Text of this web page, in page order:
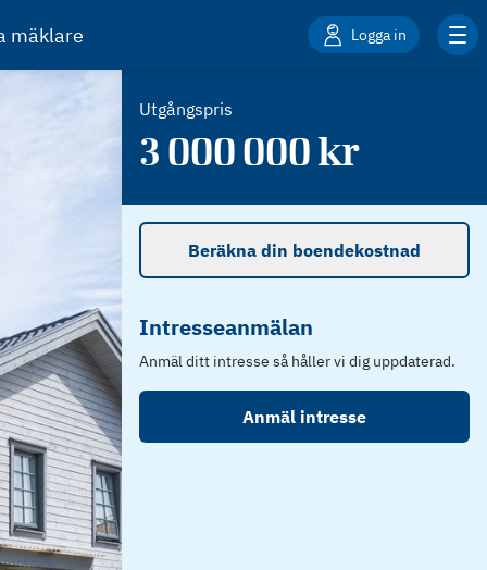
mäklare Logga in
Utgångspris
3 000 000kr
Beräkna din boendekostnad
Intresseanmälan
Anmäl ditt intresse så håller vi dig uppdaterad.
Anmäl intresse